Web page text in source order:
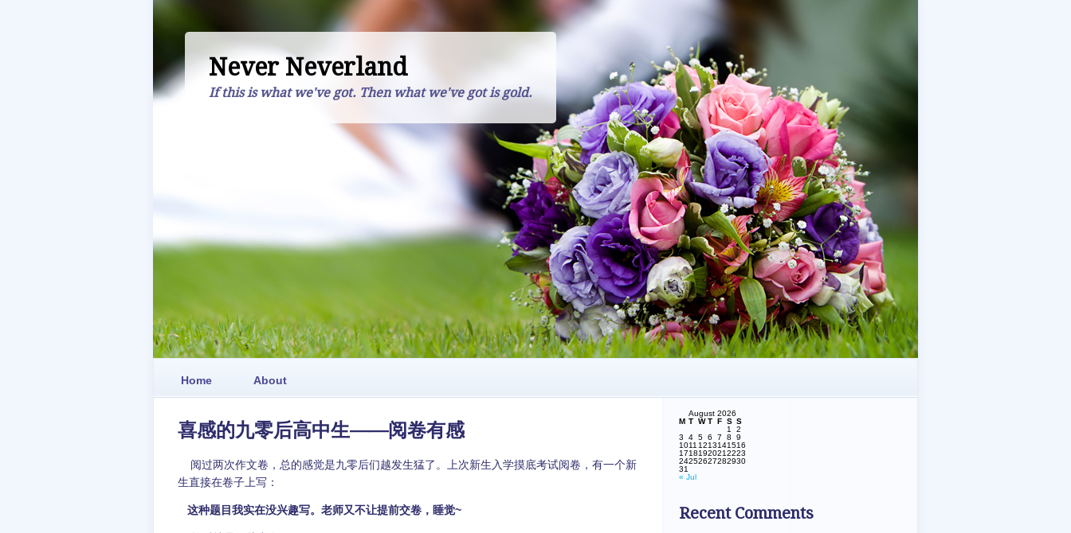
Never Neverland
If this is what we've got. Then what we've got is gold.
Home About
喜感的九零后高中生——阅卷有感
阅过两次作文卷，总的感觉是九零后们越发生猛了。上次新生入学摸底考试阅卷，有一个新
生直接在卷子上写：
这种题目我实在没兴趣写。老师又不让提前交卷，睡觉~
August 2026
M T W T F S S
1
2
3
4 5 6 7 8
9
1011 1213141516
17181920212223
24252627282930
31
« Jul
Recent Comments